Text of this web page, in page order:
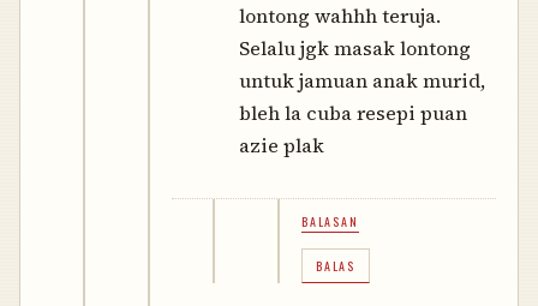
lontong wahhh teruja.
Selalu jgk masak lontong
untuk jamuan anak murid,
bleh la cuba resepi puan
azie plak
BALASAN
BALAS